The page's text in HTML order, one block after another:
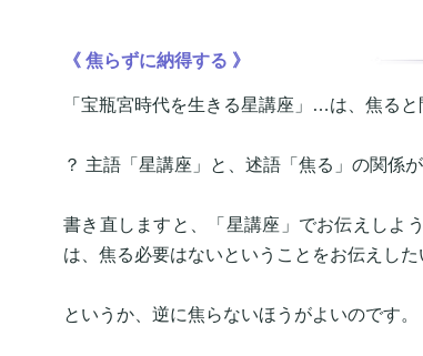
《 焦らずに納得する 》
「宝瓶宮時代を生きる星講座」…は、焦ると
？ 主語「星講座」と、述語「焦る」の関係が
書き直しますと、「星講座」でお伝えしよ
は、焦る必要はないということをお伝えした
というか、逆に焦らないほうがよいのです。